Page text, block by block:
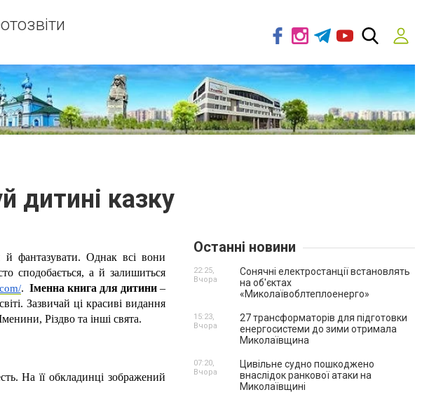
дитині казку
й фантазувати. Однак всі вони
сподобається, а й залишиться
. Іменна книга для дитини –
Зазвичай ці красиві видання
Різдво та інші свята.
На її обкладинці зображений
Останні новини
Сонячні електростанції встановлять
на об'єктах
«Миколаївоблтеплоенерго»
22:25,
Вчора
27 трансформаторів для підготовки
енергосистеми до зими отримала
Миколаївщина
15:23,
Вчора
Цивільне судно пошкоджено
внаслідок ранкової атаки на
Миколаївщині
07:20,
Вчора